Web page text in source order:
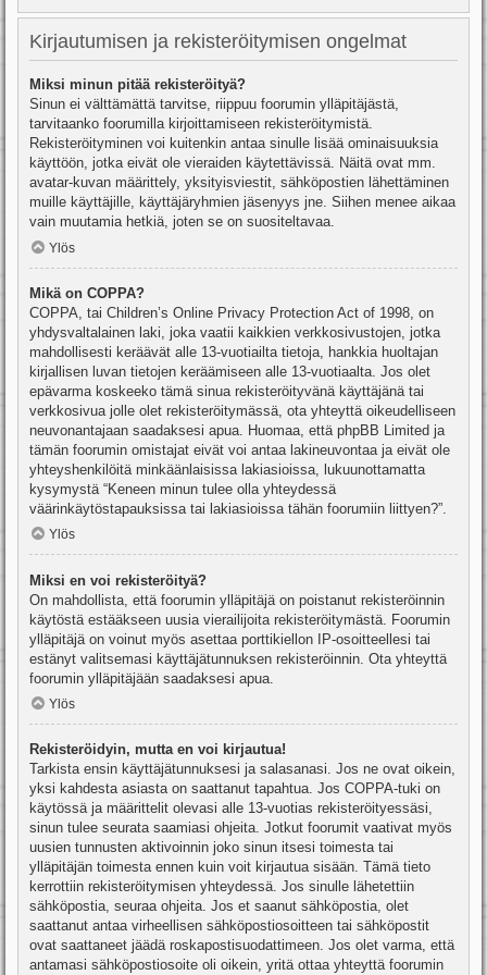
Kirjautumisen ja rekisteröitymisen ongelmat
Miksi minun pitää rekisteröityä?
Sinun ei välttämättä tarvitse, riippuu foorumin ylläpitäjästä,
tarvitaanko foorumilla kirjoittamiseen rekisteröitymistä.
Rekisteröityminen voi kuitenkin antaa sinulle lisää ominaisuuksia
käyttöön, jotka eivät ole vieraiden käytettävissä. Näitä ovat mm.
avatar-kuvan määrittely, yksityisviestit, sähköpostien lähettäminen
muille käyttäjille, käyttäjäryhmien jäsenyys jne. Siihen menee aikaa
vain muutamia hetkiä, joten se on suositeltavaa.
Ylös
Mikä on COPPA?
COPPA, tai Children’s Online Privacy Protection Act of 1998, on
yhdysvaltalainen laki, joka vaatii kaikkien verkkosivustojen, jotka
mahdollisesti keräävät alle 13-vuotiailta tietoja, hankkia huoltajan
kirjallisen luvan tietojen keräämiseen alle 13-vuotiaalta. Jos olet
epävarma koskeeko tämä sinua rekisteröityvänä käyttäjänä tai
verkkosivua jolle olet rekisteröitymässä, ota yhteyttä oikeudelliseen
neuvonantajaan saadaksesi apua. Huomaa, että phpBB Limited ja
tämän foorumin omistajat eivät voi antaa lakineuvontaa ja eivät ole
yhteyshenkilöitä minkäänlaisissa lakiasioissa, lukuunottamatta
kysymystä “Keneen minun tulee olla yhteydessä
väärinkäytöstapauksissa tai lakiasioissa tähän foorumiin liittyen?”.
Ylös
Miksi en voi rekisteröityä?
On mahdollista, että foorumin ylläpitäjä on poistanut rekisteröinnin
käytöstä estääkseen uusia vierailijoita rekisteröitymästä. Foorumin
ylläpitäjä on voinut myös asettaa porttikiellon IP-osoitteellesi tai
estänyt valitsemasi käyttäjätunnuksen rekisteröinnin. Ota yhteyttä
foorumin ylläpitäjään saadaksesi apua.
Ylös
Rekisteröidyin, mutta en voi kirjautua!
Tarkista ensin käyttäjätunnuksesi ja salasanasi. Jos ne ovat oikein,
yksi kahdesta asiasta on saattanut tapahtua. Jos COPPA-tuki on
käytössä ja määrittelit olevasi alle 13-vuotias rekisteröityessäsi,
sinun tulee seurata saamiasi ohjeita. Jotkut foorumit vaativat myös
uusien tunnusten aktivoinnin joko sinun itsesi toimesta tai
ylläpitäjän toimesta ennen kuin voit kirjautua sisään. Tämä tieto
kerrottiin rekisteröitymisen yhteydessä. Jos sinulle lähetettiin
sähköpostia, seuraa ohjeita. Jos et saanut sähköpostia, olet
saattanut antaa virheellisen sähköpostiosoitteen tai sähköpostit
ovat saattaneet jäädä roskapostisuodattimeen. Jos olet varma, että
antamasi sähköpostiosoite oli oikein, yritä ottaa yhteyttä foorumin